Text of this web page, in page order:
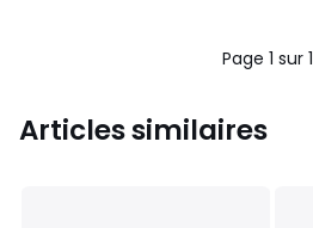
Page 1 sur 1
Articles similaires